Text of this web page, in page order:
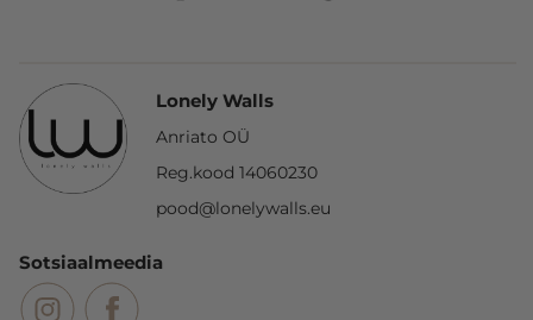
Lonely Walls
Anriato OÜ
Reg.kood 14060230
pood@lonelywalls.eu
Sotsiaalmeedia